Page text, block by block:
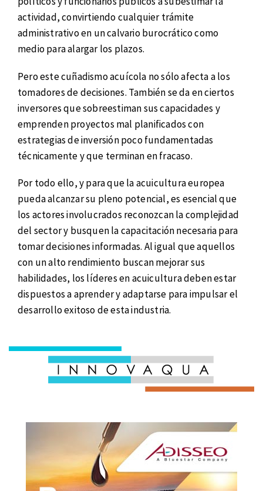
actividad, convirtiendo cualquier trámite
administrativo en un calvario burocrático como
medio para alargar los plazos.
Pero este cuñadismo acuícola no sólo afecta a los
tomadores de decisiones. También se da en ciertos
inversores que sobreestiman sus capacidades y
emprenden proyectos mal planificados con
estrategias de inversión poco fundamentadas
técnicamente y que terminan en fracaso.
Por todo ello, y para que la acuicultura europea
pueda alcanzar su pleno potencial, es esencial que
los actores involucrados reconozcan la complejidad
del sector y busquen la capacitación necesaria para
tomar decisiones informadas. Al igual que aquellos
con un alto rendimiento buscan mejorar sus
habilidades, los líderes en acuicultura deben estar
dispuestos a aprender y adaptarse para impulsar el
desarrollo exitoso de esta industria.